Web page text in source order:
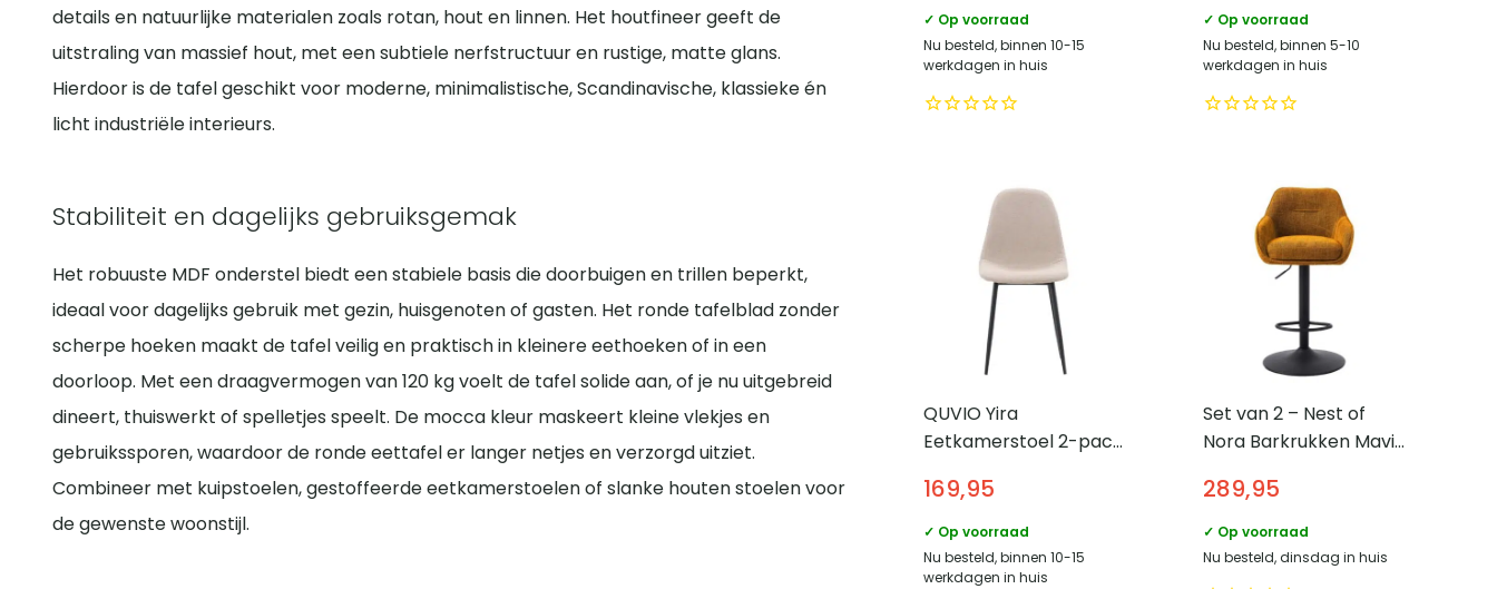
details en natuurlijke materialen zoals rotan, hout en linnen. Het houtfineer geeft de
uitstraling van massief hout, met een subtiele nerfstructuur en rustige, matte glans.
Hierdoor is de tafel geschikt voor moderne, minimalistische, Scandinavische, klassieke én
licht industriële interieurs.
Stabiliteit en dagelijks gebruiksgemak
Het robuuste MDF onderstel biedt een stabiele basis die doorbuigen en trillen beperkt,
ideaal voor dagelijks gebruik met gezin, huisgenoten of gasten. Het ronde tafelblad zonder
scherpe hoeken maakt de tafel veilig en praktisch in kleinere eethoeken of in een
doorloop. Met een draagvermogen van 120 kg voelt de tafel solide aan, of je nu uitgebreid
dineert, thuiswerkt of spelletjes speelt. De mocca kleur maskeert kleine vlekjes en
gebruikssporen, waardoor de ronde eettafel er langer netjes en verzorgd uitziet.
Combineer met kuipstoelen, gestoffeerde eetkamerstoelen of slanke houten stoelen voor
de gewenste woonstijl.
✓ Op voorraad
Nu besteld, binnen 10-15
werkdagen in huis
✓ Op voorraad
Nu besteld, binnen 5-10
werkdagen in huis
QUVIO Yira
Eetkamerstoel 2-pack
Scandinavisch Design
169,95
✓ Op voorraad
Nu besteld, binnen 10-15
werkdagen in huis
Set van 2 – Nest of
Nora Barkrukken Mavi
armleuning –
Draaibaar onderstel –
Roest
289,95
✓ Op voorraad
Nu besteld, dinsdag in huis